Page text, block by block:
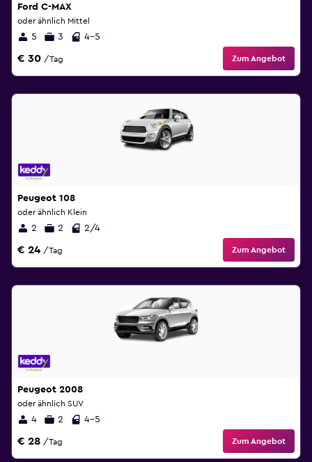
Ford C-MAX
oder ähnlich Mittel
5 3 4-5
€ 30 /Tag Zum Angebot
Peugeot 108
oder ähnlich Klein
2 2 2/4
€ 24 /Tag Zum Angebot
Peugeot 2008
oder ähnlich SUV
4 2 4-5
€ 28 /Tag Zum Angebot